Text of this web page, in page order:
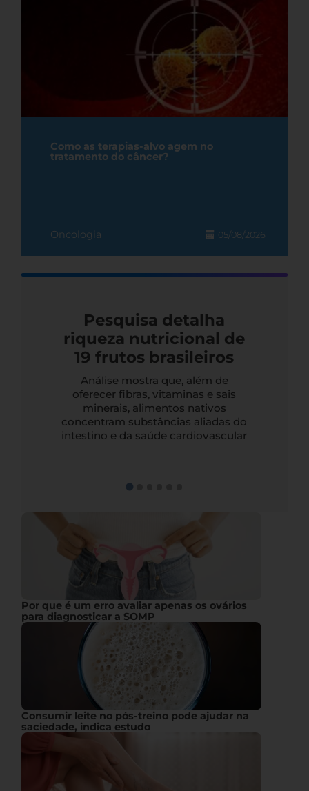
Como as terapias-alvo agem no
tratamento do câncer?
Oncologia 05/08/2026
Pesquisa detalha
riqueza nutricional de
19 frutos brasileiros
Análise mostra que, além de
oferecer fibras, vitaminas e sais
minerais, alimentos nativos
concentram substâncias aliadas do
intestino e da saúde cardiovascular
Por que é um erro avaliar apenas os ovários
para diagnosticar a SOMP
Consumir leite no pós-treino pode ajudar na
saciedade, indica estudo